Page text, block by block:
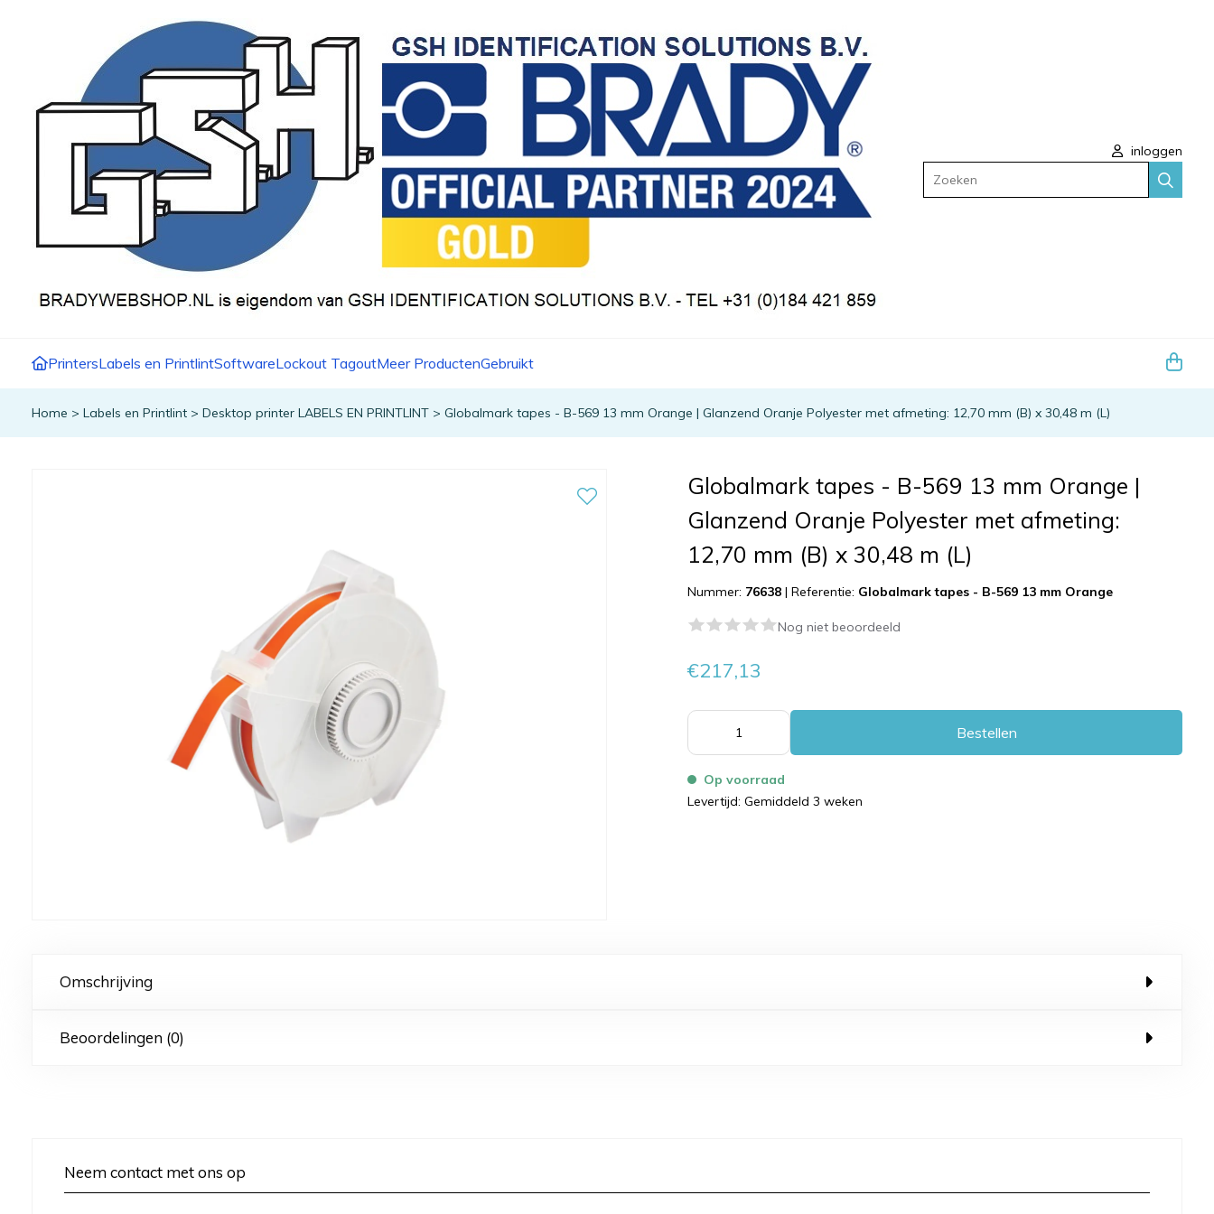
inloggen
Zoeken
PrintersLabels en PrintlintSoftwareLockout TagoutMeer ProductenGebruikt
Home > Labels en Printlint > Desktop printer LABELS EN PRINTLINT > Globalmark tapes - B-569 13 mm Orange | Glanzend Oranje Polyester met afmeting: 12,70 mm (B) x 30,48 m (L)
Globalmark tapes - B-569 13 mm Orange |
Glanzend Oranje Polyester met afmeting:
12,70 mm (B) x 30,48 m (L)
Nummer: 76638 |Referentie: Globalmark tapes - B-569 13 mm Orange
Nog niet beoordeeld
€217,13
Bestellen
Op voorraad
Levertijd: Gemiddeld 3 weken
Omschrijving
Beoordelingen (0)
Neem contact met ons op